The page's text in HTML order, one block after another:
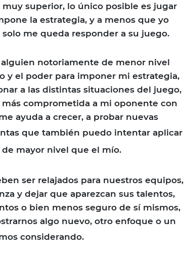
superior, lo único posible es jugar
la estrategia, y a menos que yo
me queda responder a su juego.
notoriamente de menor nivel
y el poder para imponer mi estrategia,
a las distintas situaciones del juego,
comprometida a mi oponente con
ayuda a crecer, a probar nuevas
que también puedo intentar aplicar
mayor nivel que el mío.
ser relajados para nuestros equipos,
y dejar que aparezcan sus talentos,
o bien menos seguro de sí mismos,
algo nuevo, otro enfoque o un
considerando.